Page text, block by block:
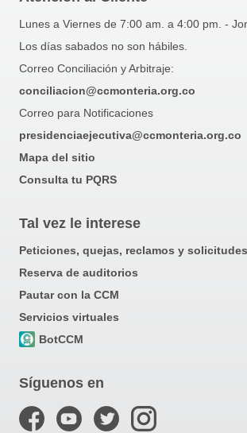
Lunes a Viernes de 7:00 am. a 4:00 pm. -
Los días sabados no son hábiles.
Correo Conciliación y Arbitraje:
conciliacion@ccmonteria.org.co
Correo para Notificaciones
presidenciaejecutiva@ccmonteria.org.co
Mapa del sitio
Consulta tu PQRS
Tal vez le interese
Peticiones, quejas, reclamos y solicitudes
Reserva de auditorios
Pautar con la CCM
Servicios virtuales
BotCCM
Síguenos en